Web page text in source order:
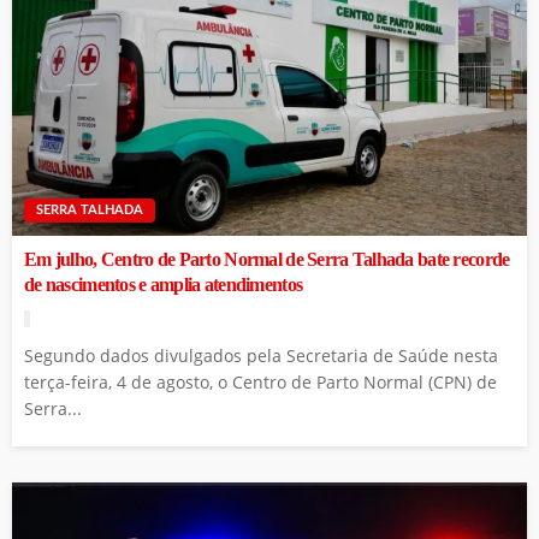
SERRA TALHADA
Em julho, Centro de Parto Normal de Serra Talhada bate recorde
de nascimentos e amplia atendimentos
Segundo dados divulgados pela Secretaria de Saúde nesta
terça-feira, 4 de agosto, o Centro de Parto Normal (CPN) de
Serra...